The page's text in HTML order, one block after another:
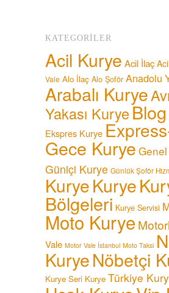
KATEGORILER
Acil Kurye Acil İlaç
Vale Alo İlaç Alo Şoför Anadolu
Arabalı Kurye
Yakası KuryeBlog
Ekspres Kurye
Gece Kurye Genel
Güniçi Kurye Günlük Şoför
KuryeKurye
Bölgeleri Kurye Servisi
Moto Kurye
Vale Motor Vale İstanbul Moto Taksi
KuryeNöbetçi
Kurye Seri Kurye Türkiye